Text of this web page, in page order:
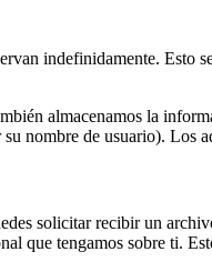
indefinidamente. Esto
almacenamos la
nombre de usuario). Los
solicitar recibir un
que tengamos sobre ti.